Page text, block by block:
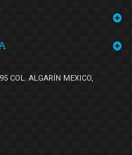
COL. ALGARÍN MEXICO,